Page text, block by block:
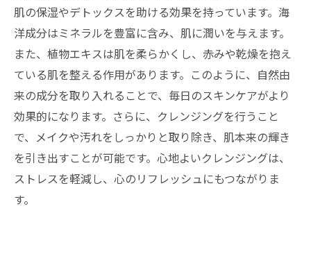
分の力
肌の保湿やデトックスを助ける効果を持っています。海
洋成分はミネラルを豊富に含み、肌に潤いを与えます。
また、植物エキスは肌を柔らかくし、赤みや乾燥を抱え
ている肌を整える作用があります。このように、自然由
来の成分を取り入れることで、毎日のスキンケアがより
効果的になります。さらに、クレンジングを行うこと
で、メイクや汚れをしっかりと取り除き、肌本来の輝き
を引き出すことが可能です。心地よいクレンジングは、
ストレスを軽減し、心のリフレッシュにもつながりま
す。